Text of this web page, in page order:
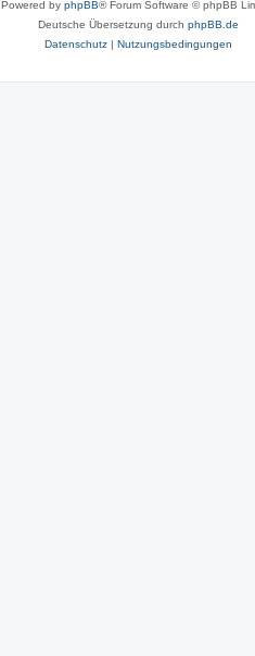
Powered by phpBB® Forum Software © phpBB
Deutsche Übersetzung durch phpBB.de
Datenschutz | Nutzungsbedingungen